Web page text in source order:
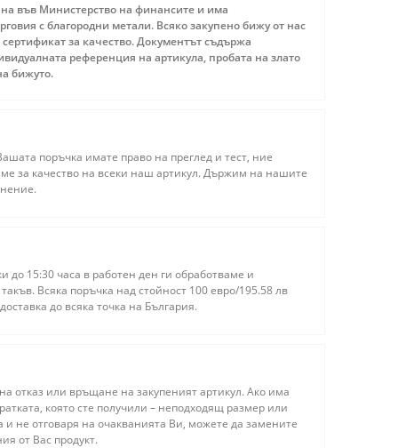
във Министерство на финансите и има
с благородни метали. Всяко закупено бижу от нас
за качество. Документът съдържа
референция на артикула, пробата на злато
бижуто.
поръчка имате право на преглед и тест, ние
за качество на всеки наш артикул. Държим на нашите
до 15:30 часа в работен ден ги обработваме и
Всяка поръчка над стойност 100 евро/195.58 лв
до всяка точка на България.
отказ или връщане на закупеният артикул. Ако има
която сте получили – неподходящ размер или
и не отговаря на очакванията Ви, можете да замените
от Вас продукт.